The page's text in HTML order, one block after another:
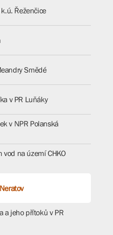
Řeženčice
Smědé
v PR Luňáky
v NPR Polanská
na území CHKO
a jeho přítoků v PR